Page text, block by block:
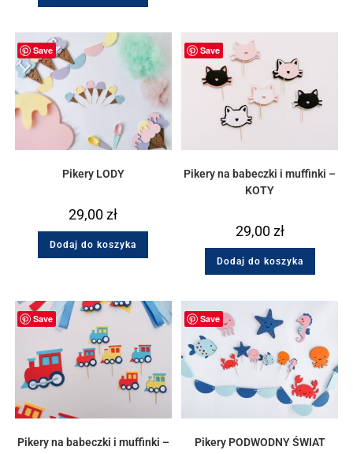
Save
Pikery LODY
29,00zł
Dodaj do koszyka
Save
Pikery na babeczki i muffinki –
KOTY
29,00zł
Dodaj do koszyka
Save
Pikery na babeczki i muffinki –
Save
Pikery PODWODNY ŚWIAT